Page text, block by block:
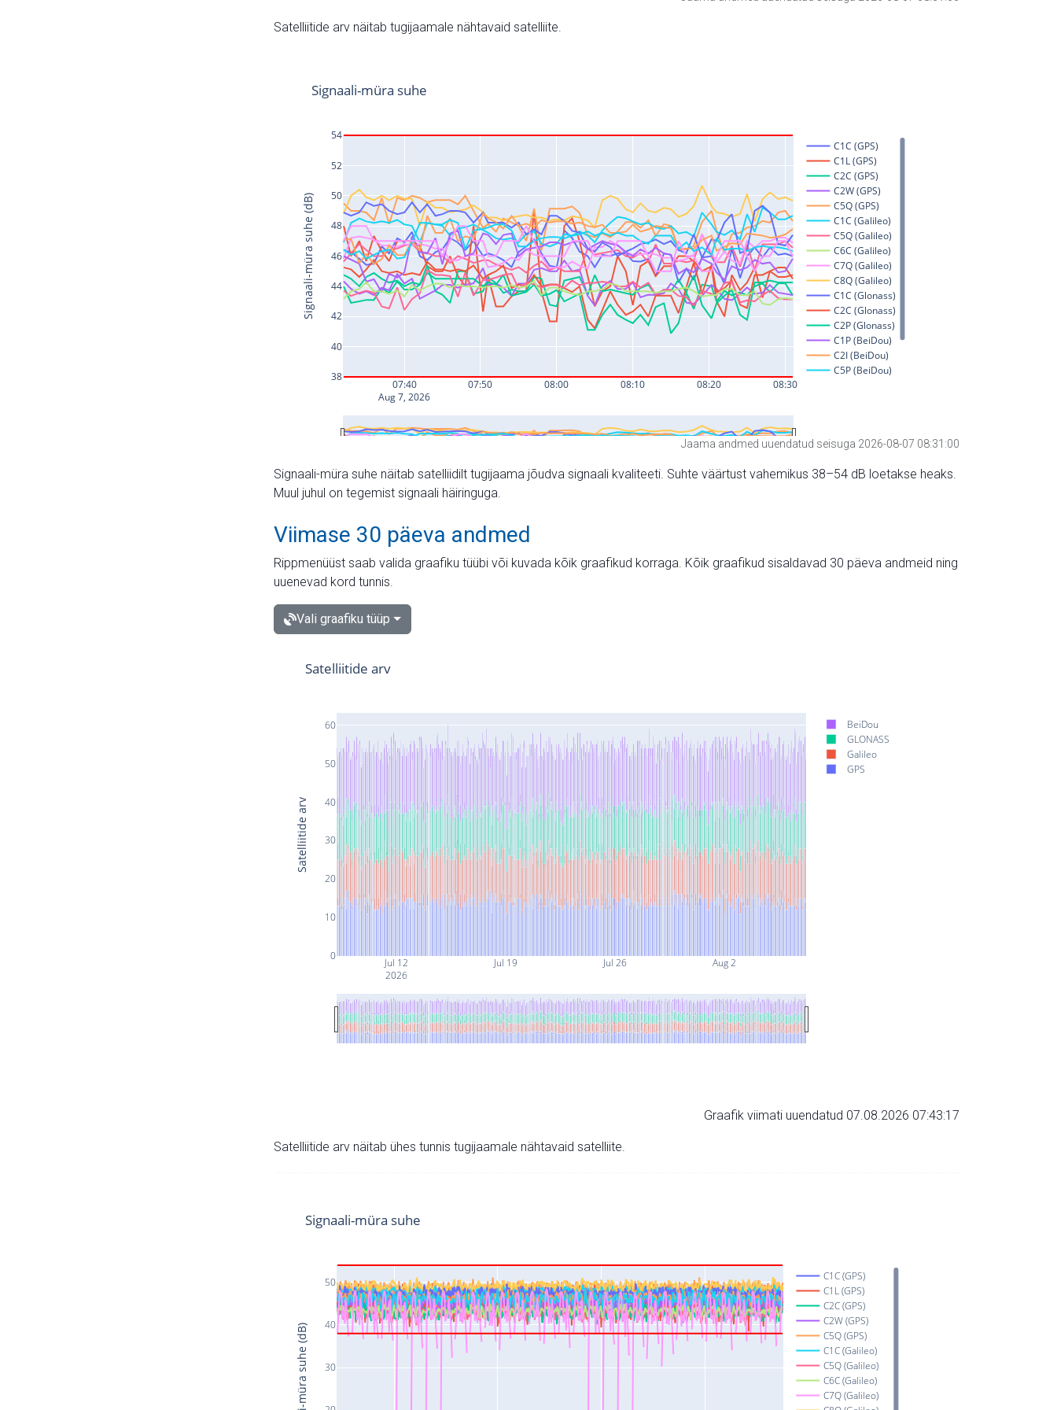
Satelliitide arv näitab tugijaamale nähtavaid satelliite.
Jaama andmed uuendatud seisuga 2026-08-07 08:31:00
Signaali-müra suhe näitab satelliidilt tugijaama jõudva signaali kvaliteeti. Suhte väärtust vahemikus 38–54 dB loetakse heaks.
Muul juhul on tegemist signaali häiringuga.
Viimase 30 päeva andmed
Rippmenüüst saab valida graafiku tüübi või kuvada kõik graafikud korraga. Kõik graafikud sisaldavad 30 päeva andmeid ning
uuenevad kord tunnis.
Vali graafiku tüüp
Jul 12
2026
Jul 19 Jul 26 Aug 2
0
10
20
30
40
50
60
BeiDou
GLONASS
Galileo
GPS
Satelliitide arv
Satelliitide arv
Graafik viimati uuendatud 07.08.2026 07:43:17
Satelliitide arv näitab ühes tunnis tugijaamale nähtavaid satelliite.
30
40
50
C1C (GPS)
C1L (GPS)
C2C (GPS)
C2W (GPS)
C5Q (GPS)
C1C (Galileo)
C5Q (Galileo)
C6C (Galileo)
C7Q (Galileo)
Signaali-müra suhe